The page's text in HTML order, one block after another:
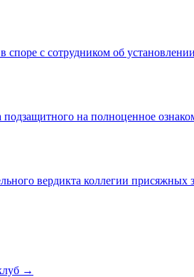
с сотрудником об
на полноценное
вердикта коллегии присяжных
→